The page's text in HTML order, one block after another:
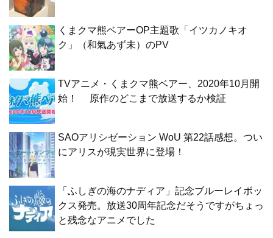
くまクマ熊ベアーOP主題歌「イツカノキオ
ク」（和氣あず未）のPV
TVアニメ・くまクマ熊ベアー、2020年10月開
始！ 原作のどこまで放送するか検証
SAOアリシゼーション WoU 第22話感想。つい
にアリスが現実世界に登場！
「ふしぎの海のナディア」記念ブルーレイボッ
クス発売。放送30周年記念だそうですがちょっ
と残念なアニメでした